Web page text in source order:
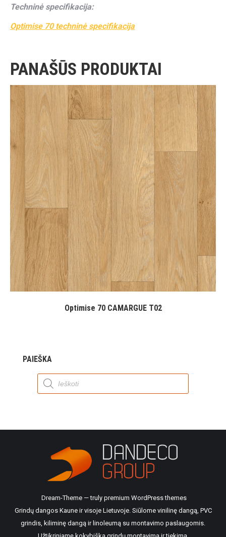
Techninė specifikacija:
Optimise 70 techninė specifikacija
PANAŠŪS PRODUKTAI
Optimise 70 CAMARGUE T02
PAIEŠKA
Products
search
Dream-Theme — truly premium WordPress themes
Grindų dangos Kaune ir visoje Lietuvoje. Siūlome vinilinę dangą, PVC
grindis, kiliminę dangą ir linoleumą su montavimo paslaugomis.